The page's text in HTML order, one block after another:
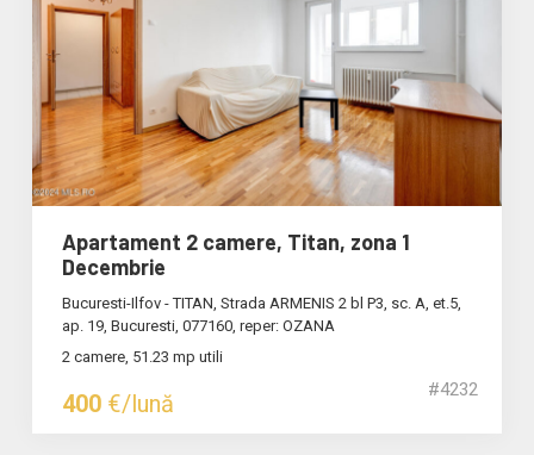
Apartament 2 camere, Titan, zona 1
Decembrie
Bucuresti-Ilfov - TITAN, Strada ARMENIS 2 bl P3, sc. A, et.5,
ap. 19, Bucuresti, 077160, reper: OZANA
2 camere, 51.23 mp utili
400 €/lună #4232